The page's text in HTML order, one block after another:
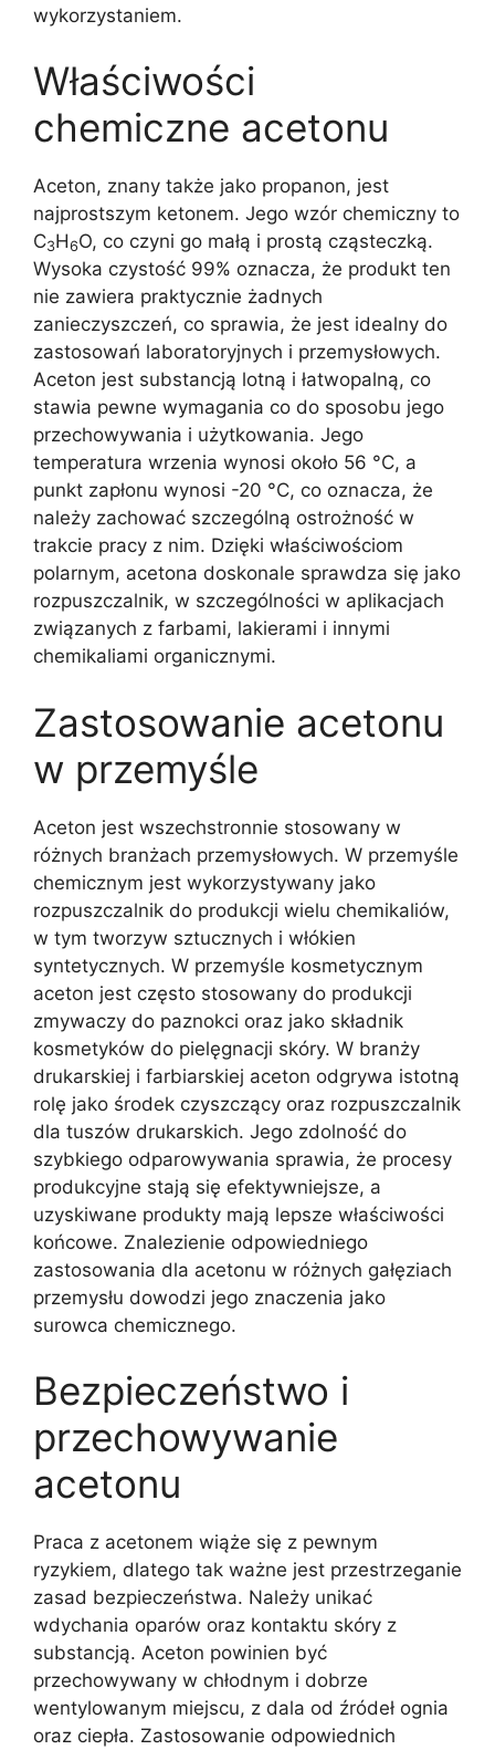
wykorzystaniem.
Właściwości
chemiczne acetonu
Aceton, znany także jako propanon, jest
najprostszym ketonem. Jego wzór chemiczny to
C3H6O, co czyni go małą i prostą cząsteczką.
Wysoka czystość 99% oznacza, że produkt ten
nie zawiera praktycznie żadnych
zanieczyszczeń, co sprawia, że jest idealny do
zastosowań laboratoryjnych i przemysłowych.
Aceton jest substancją lotną i łatwopalną, co
stawia pewne wymagania co do sposobu jego
przechowywania i użytkowania. Jego
temperatura wrzenia wynosi około 56 °C, a
punkt zapłonu wynosi -20 °C, co oznacza, że
należy zachować szczególną ostrożność w
trakcie pracy z nim. Dzięki właściwościom
polarnym, acetona doskonale sprawdza się jako
rozpuszczalnik, w szczególności w aplikacjach
związanych z farbami, lakierami i innymi
chemikaliami organicznymi.
Zastosowanie acetonu
w przemyśle
Aceton jest wszechstronnie stosowany w
różnych branżach przemysłowych. W przemyśle
chemicznym jest wykorzystywany jako
rozpuszczalnik do produkcji wielu chemikaliów,
w tym tworzyw sztucznych i włókien
syntetycznych. W przemyśle kosmetycznym
aceton jest często stosowany do produkcji
zmywaczy do paznokci oraz jako składnik
kosmetyków do pielęgnacji skóry. W branży
drukarskiej i farbiarskiej aceton odgrywa istotną
rolę jako środek czyszczący oraz rozpuszczalnik
dla tuszów drukarskich. Jego zdolność do
szybkiego odparowywania sprawia, że procesy
produkcyjne stają się efektywniejsze, a
uzyskiwane produkty mają lepsze właściwości
końcowe. Znalezienie odpowiedniego
zastosowania dla acetonu w różnych gałęziach
przemysłu dowodzi jego znaczenia jako
surowca chemicznego.
Bezpieczeństwo i
przechowywanie
acetonu
Praca z acetonem wiąże się z pewnym
ryzykiem, dlatego tak ważne jest przestrzeganie
zasad bezpieczeństwa. Należy unikać
wdychania oparów oraz kontaktu skóry z
substancją. Aceton powinien być
przechowywany w chłodnym i dobrze
wentylowanym miejscu, z dala od źródeł ognia
oraz ciepła. Zastosowanie odpowiednich